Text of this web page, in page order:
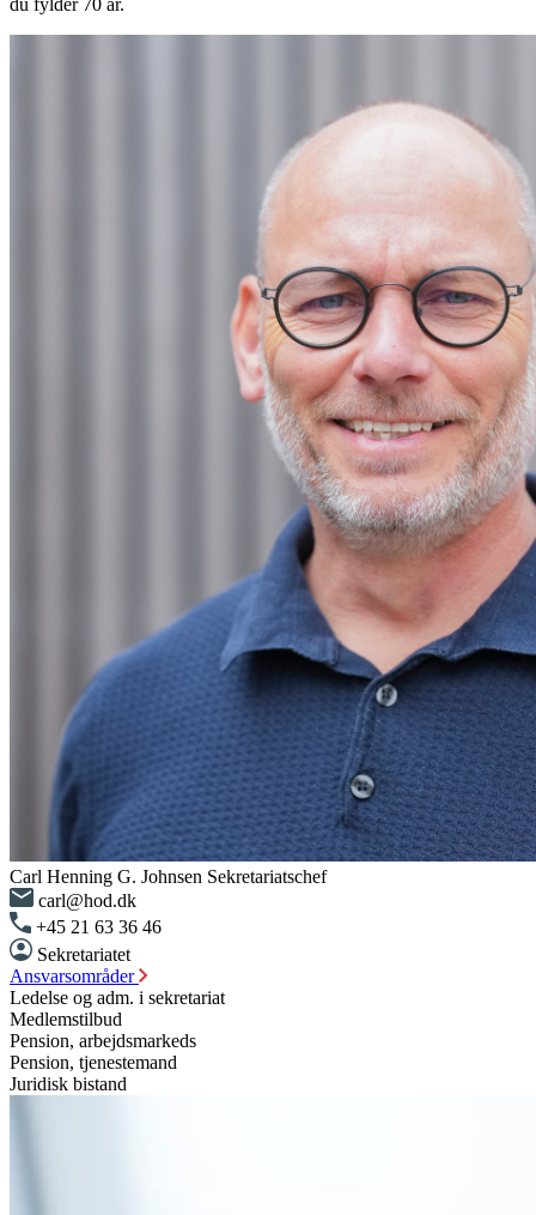
Carl Henning G. Johnsen Sekretariatschef
carl@hod.dk
+45 21 63 36 46
Sekretariatet
Ansvarsområder
Ledelse og adm. i sekretariat
Medlemstilbud
Pension, arbejdsmarkeds
Pension, tjenestemand
Juridisk bistand